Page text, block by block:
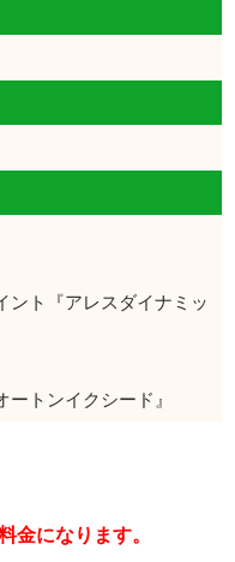
ト『アレスダイナミッ
トンイクシード』
金になります。